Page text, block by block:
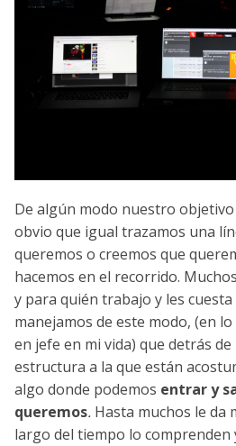
De algún modo nuestro
obvio que igual trazamos una
queremos o creemos que
hacemos en el recorrido.
y para quién trabajo y les
manejamos de este modo, (en
en jefe en mi vida) que detrás
estructura a la que están
algo donde podemos entrar y
queremos. Hasta muchos le da
largo del tiempo lo comprenden